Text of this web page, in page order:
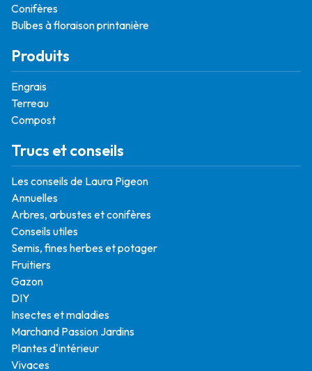
Conifères
Bulbes à floraison printanière
Produits
Engrais
Terreau
Compost
Trucs et conseils
Les conseils de Laura Pigeon
Annuelles
Arbres, arbustes et conifères
Conseils utiles
Semis, fines herbes et potager
Fruitiers
Gazon
DIY
Insectes et maladies
Marchand Passion Jardins
Plantes d'intérieur
Vivaces